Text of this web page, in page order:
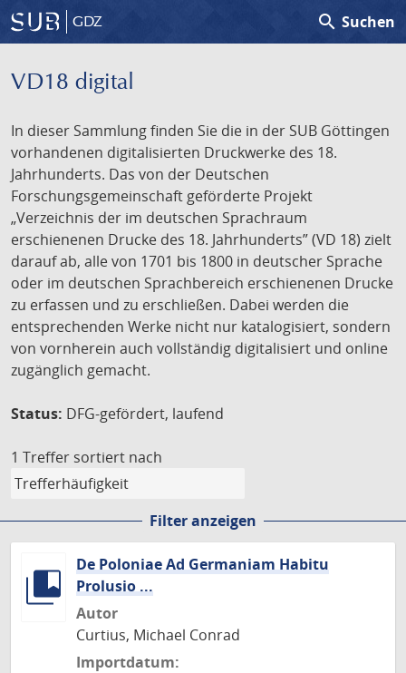
GDZ search Suchen
VD18 digital
In dieser Sammlung finden Sie die in der SUB Göttingen
vorhandenen digitalisierten Druckwerke des 18.
Jahrhunderts. Das von der Deutschen
Forschungsgemeinschaft geförderte Projekt
„Verzeichnis der im deutschen Sprachraum
erschienenen Drucke des 18. Jahrhunderts” (VD 18) zielt
darauf ab, alle von 1701 bis 1800 in deutscher Sprache
oder im deutschen Sprachbereich erschienenen Drucke
zu erfassen und zu erschließen. Dabei werden die
entsprechenden Werke nicht nur katalogisiert, sondern
von vornherein auch vollständig digitalisiert und online
zugänglich gemacht.
Status: DFG-gefördert, laufend
1 Treffer sortiert nach
Filter anzeigen
De Poloniae Ad Germaniam Habitu
Prolusio ...
Autor
Curtius, Michael Conrad
Importdatum: